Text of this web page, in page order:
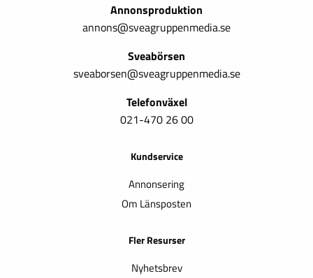
Annonsproduktion
annons@sveagruppenmedia.se
Sveabörsen
sveaborsen@sveagruppenmedia.se
Telefonväxel
021-470 26 00
Kundservice
Annonsering
Om Länsposten
Fler Resurser
Nyhetsbrev